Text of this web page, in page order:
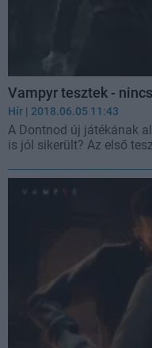
Vampyr tesztek -
Hír | 2018.06.05 11:43
A Dontnod új játékának
is jól sikerült? Az első